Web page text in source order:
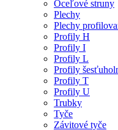
Oceľové struny
Plechy
Plechy
Profily H
Profily I
Profily L
Profily
Profily T
Profily U
Trubky
Tyče
Závitové tyče